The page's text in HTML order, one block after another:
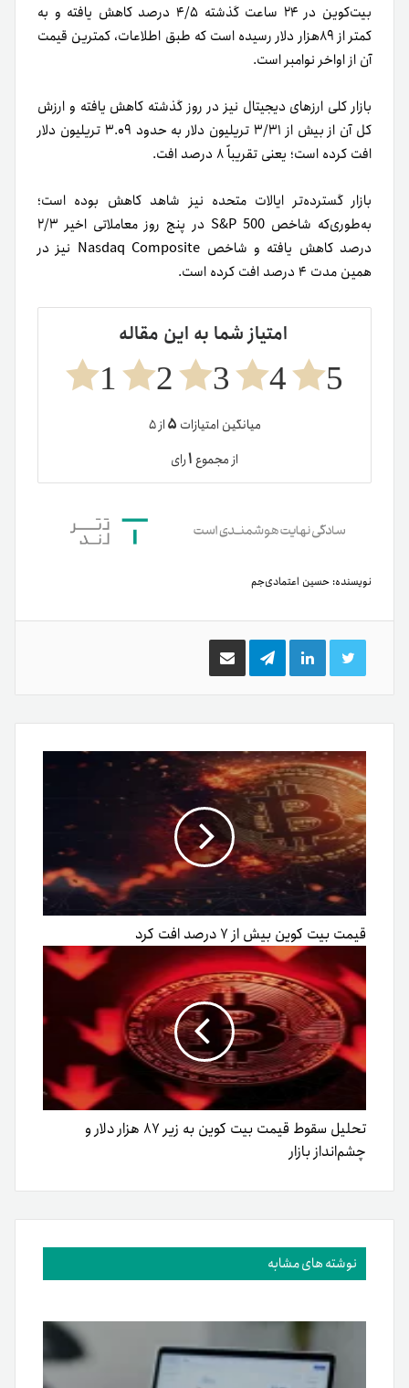
بیت‌کوین در ۲۴ ساعت گذشته ۴/۵ درصد کاهش یافته و به
کمتر از ۸۹هزار دلار رسیده است که طبق اطلاعات، کمترین قیمت
آن از اواخر نوامبر است.
بازار کلی ارزهای دیجیتال نیز در روز گذشته کاهش یافته و ارزش
کل آن از بیش از ۳/۳۱ تریلیون دلار به حدود ۳.۰۹ تریلیون دلار
افت کرده است؛ یعنی تقریباً ۸ درصد افت.
بازار گسترده‌تر ایالات متحده نیز شاهد کاهش بوده است؛
به‌طوری‌که شاخص S&P 500 در پنج روز معاملاتی اخیر ۲/۳
درصد کاهش یافته و شاخص Nasdaq Composite نیز در
همین مدت ۴ درصد افت کرده است.
امتیاز شما به این مقاله
5
4
3
2
1
میانگین امتیازات ۵از ۵
از مجموع۱رای
نویسنده: حسین اعتمادی‌جم
توییتر لینکدینتلگرام اشتراک
گذاری
ایمیل
قیمت بیت کوین بیش از ۷ درصد افت کرد
تحلیل سقوط قیمت بیت کوین به زیر ۸۷ هزار دلار و
چشم‌انداز بازار
نوشته های مشابه